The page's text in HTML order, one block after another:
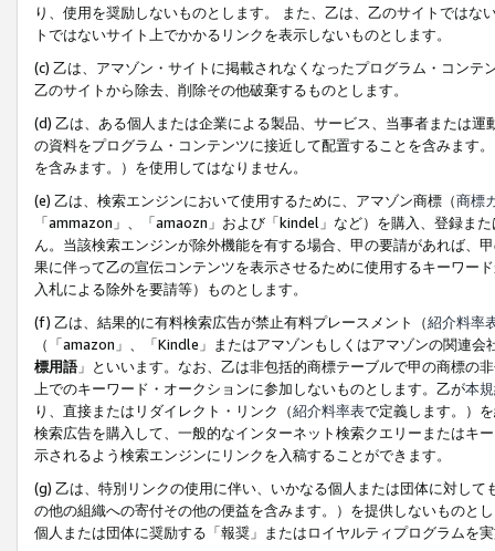
り、使用を奨励しないものとします。 また、乙は、乙のサイトでは
トではないサイト上でかかるリンクを表示しないものとします。
(c) 乙は、アマゾン・サイトに掲載されなくなったプログラム・コン
乙のサイトから除去、削除その他破棄するものとします。
(d) 乙は、ある個人または企業による製品、サービス、当事者または
の資料をプログラム・コンテンツに接近して配置することを含みます
を含みます。）を使用してはなりません。
(e) 乙は、検索エンジンにおいて使用するために、アマゾン商標（商標
「ammazon」、「amaozn」および「kindel」など）を購入、登録ま
ん。当該検索エンジンが除外機能を有する場合、甲の要請があれば、
果に伴って乙の宣伝コンテンツを表示させるために使用するキーワー
入札による除外を要請等）ものとします。
(f) 乙は、結果的に有料検索広告が禁止有料プレースメント（紹介料率
（「amazon」、「Kindle」またはアマゾンもしくはアマゾンの関連
標用語」といいます。なお、乙は非包括的商標テーブルで甲の商標の
上でのキーワード・オークションに参加しないものとします。乙が本
り、直接またはリダイレクト・リンク（紹介料率表で定義します。）
検索広告を購入して、一般的なインターネット検索クエリーまたはキ
示されるよう検索エンジンにリンクを入稿することができます。
(g) 乙は、特別リンクの使用に伴い、いかなる個人または団体に対し
の他の組織への寄付その他の便益を含みます。）を提供しないものと
個人または団体に奨励する「報奨」またはロイヤルティプログラムを